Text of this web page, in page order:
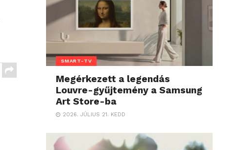
SMART-TV
Megérkezett a legendás
Louvre-gyűjtemény a Samsung
Art Store-ba
2026. JÚLIUS 21. KEDD